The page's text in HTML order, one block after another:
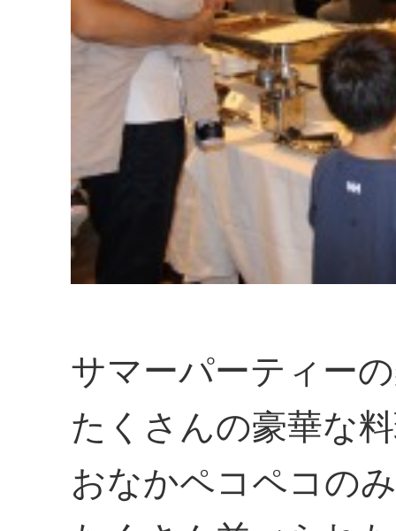
サマーパーティー
たくさんの豪華な
おなかペコペコの